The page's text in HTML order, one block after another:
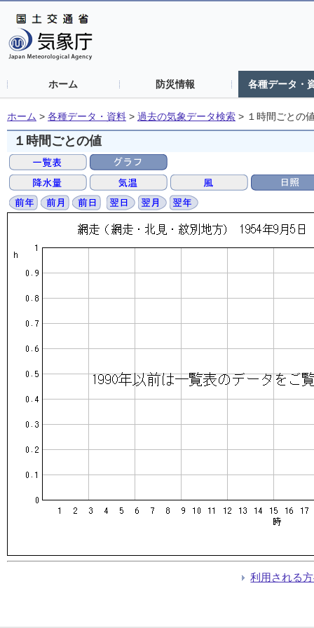
ホーム 防災情報 各種データ・
ホーム > 各種データ・資料 > 過去の気象データ検索 > １時間ごとの
１時間ごとの値
利用される